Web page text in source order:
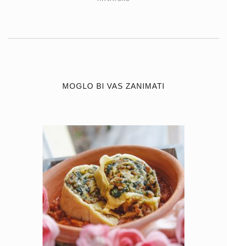
MOGLO BI VAS ZANIMATI